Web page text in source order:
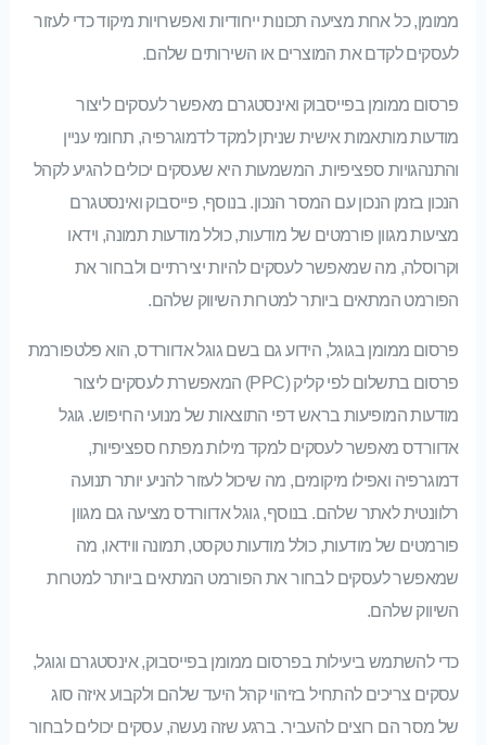
ממומן, כל אחת מציעה תכונות ייחודיות ואפשרויות מיקוד כדי לעזור
לעסקים לקדם את המוצרים או השירותים שלהם.
פרסום ממומן בפייסבוק ואינסטגרם מאפשר לעסקים ליצור
מודעות מותאמות אישית שניתן למקד לדמוגרפיה, תחומי עניין
והתנהגויות ספציפיות. המשמעות היא שעסקים יכולים להגיע לקהל
הנכון בזמן הנכון עם המסר הנכון. בנוסף, פייסבוק ואינסטגרם
מציעות מגוון פורמטים של מודעות, כולל מודעות תמונה, וידאו
וקרוסלה, מה שמאפשר לעסקים להיות יצירתיים ולבחור את
הפורמט המתאים ביותר למטרות השיווק שלהם.
פרסום ממומן בגוגל, הידוע גם בשם גוגל אדוורדס, הוא פלטפורמת
פרסום בתשלום לפי קליק (PPC) המאפשרת לעסקים ליצור
מודעות המופיעות בראש דפי התוצאות של מנועי החיפוש. גוגל
אדוורדס מאפשר לעסקים למקד מילות מפתח ספציפיות,
דמוגרפיה ואפילו מיקומים, מה שיכול לעזור להניע יותר תנועה
רלוונטית לאתר שלהם. בנוסף, גוגל אדוורדס מציעה גם מגוון
פורמטים של מודעות, כולל מודעות טקסט, תמונה ווידאו, מה
שמאפשר לעסקים לבחור את הפורמט המתאים ביותר למטרות
השיווק שלהם.
כדי להשתמש ביעילות בפרסום ממומן בפייסבוק, אינסטגרם וגוגל,
עסקים צריכים להתחיל בזיהוי קהל היעד שלהם ולקבוע איזה סוג
של מסר הם רוצים להעביר. ברגע שזה נעשה, עסקים יכולים לבחור